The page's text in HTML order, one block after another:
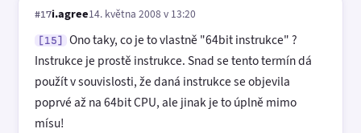
#17i.agree14. května 2008 v 13:20
[15]
Ono taky, co je to vlastně "64bit instrukce" ?
Instrukce je prostě instrukce. Snad se tento termín dá
použít v souvislosti, že daná instrukce se objevila
poprvé až na 64bit CPU, ale jinak je to úplně mimo
mísu!